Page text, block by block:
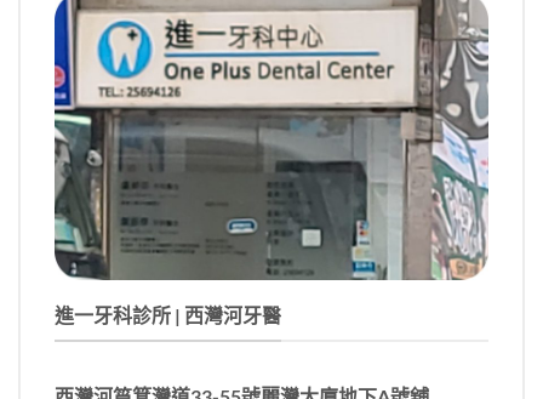
進一牙科診所 | 西灣河牙醫